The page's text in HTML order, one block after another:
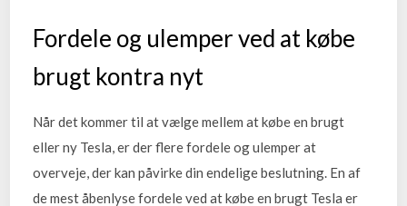
Fordele og ulemper ved at købe
brugt kontra nyt
Når det kommer til at vælge mellem at købe en brugt
eller ny Tesla, er der flere fordele og ulemper at
overveje, der kan påvirke din endelige beslutning. En af
de mest åbenlyse fordele ved at købe en brugt Tesla er